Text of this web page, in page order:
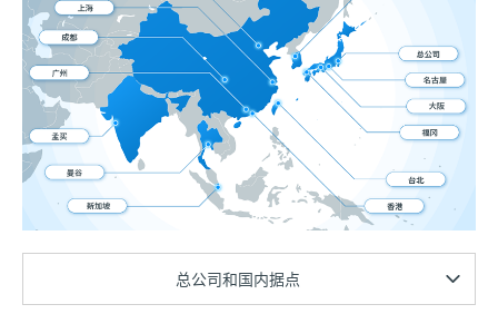
总公司和国内据点